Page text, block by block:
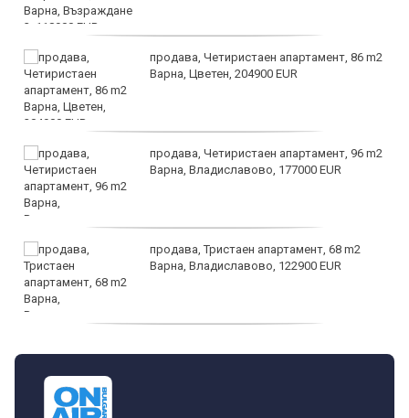
продава, Четиристаен апартамент, 86 m2
Варна, Цветен, 204900 EUR
продава, Четиристаен апартамент, 96 m2
Варна, Владиславово, 177000 EUR
продава, Тристаен апартамент, 68 m2
Варна, Владиславово, 122900 EUR